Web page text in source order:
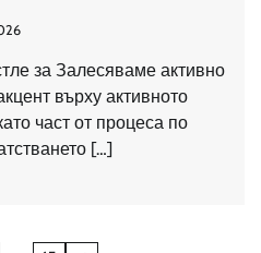
за Залесяваме активно
върху активното
част от процеса по
[…]